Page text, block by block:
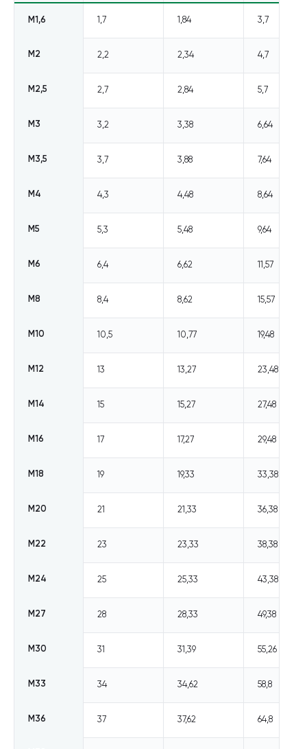
М1,6 1,7 1,84 3,7
М2 2,2 2,34 4,7
М2,5 2,7 2,84 5,7
М3 3,2 3,38 6,64
М3,5 3,7 3,88 7,64
М4 4,3 4,48 8,64
М5 5,3 5,48 9,64
М6 6,4 6,62 11,57
М8 8,4 8,62 15,57
М10 10,5 10,77 19,48
М12 13 13,27 23,48
М14 15 15,27 27,48
М16 17 17,27 29,48
М18 19 19,33 33,38
М20 21 21,33 36,38
М22 23 23,33 38,38
М24 25 25,33 43,38
М27 28 28,33 49,38
М30 31 31,39 55,26
М33 34 34,62 58,8
М36 37 37,62 64,8